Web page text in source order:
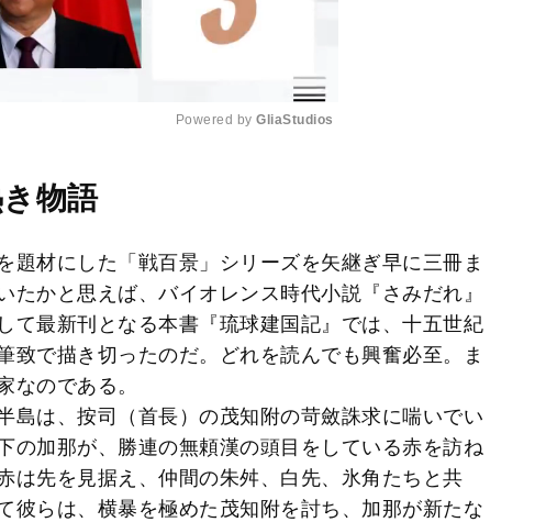
Powered by GliaStudios
物語
材にした「戦百景」シリーズを矢継ぎ早に三冊ま
たかと思えば、バイオレンス時代小説『さみだれ』
て最新刊となる本書『琉球建国記』では、十五世紀
致で描き切ったのだ。どれを読んでも興奮必至。ま
なのである。
は、按司（首長）の茂知附の苛斂誅求に喘いでい
の加那が、勝連の無頼漢の頭目をしている赤を訪ね
は先を見据え、仲間の朱舛、白先、氷角たちと共
彼らは、横暴を極めた茂知附を討ち、加那が新たな